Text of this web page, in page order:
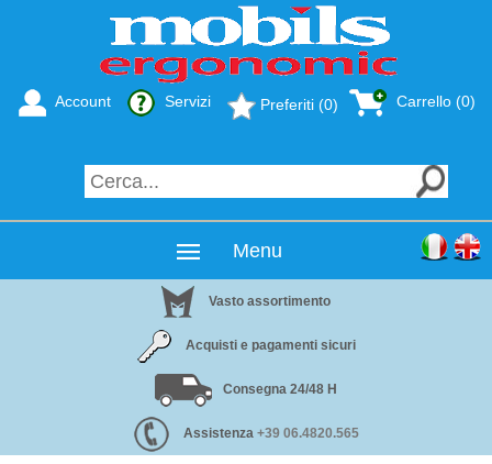
Carrello (0)
Preferiti (0)
Servizi
Account
Menu
Vasto assortimento
Acquisti e pagamenti sicuri
Consegna 24/48 H
Assistenza +39 06.4820.565